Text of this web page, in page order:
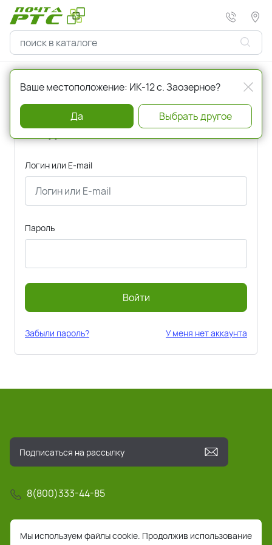
Главная Авторизация
Вход
Логин или E-mail
Пароль
Войти
Забыли пароль? У меня нет аккаунта
8(800)333-44-85
info@pochta-rts.ru
Мы используем файлы cookie. Продолжив использование
Ваше местоположение: ИК-12 с. Заозерное?
Да Выбрать другое